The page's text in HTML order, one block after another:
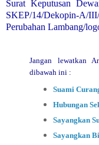
Surat Keputusan
SKEP/14/Dekopin-A/
Perubahan Lambang/
Jangan lewatkan
dibawah ini :
Suami
Hubungan
Sayangkan
Sayangkan